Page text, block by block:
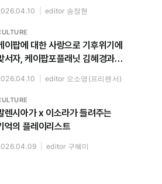
editor 송정현
이팝에 대한 사랑으로 기후위기에
서자, 케이팝포플래닛 김혜경과
누룰 사리파와 나눈 대화
editor 오소영(프리랜서)
렌시아가 x 이소라가 들려주는
억의 플레이리스트
editor 구혜미